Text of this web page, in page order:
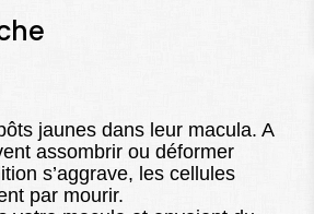
jaunes dans leur macula. A
assombrir ou déformer
s’aggrave, les cellules
par mourir.